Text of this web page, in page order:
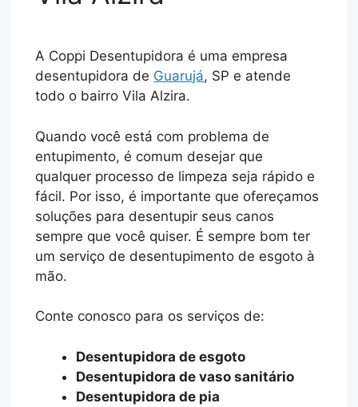
A Coppi Desentupidora é uma empresa
desentupidora de Guarujá, SP e atende
todo o bairro Vila Alzira.
Quando você está com problema de
entupimento, é comum desejar que
qualquer processo de limpeza seja rápido e
fácil. Por isso, é importante que ofereçamos
soluções para desentupir seus canos
sempre que você quiser. É sempre bom ter
um serviço de desentupimento de esgoto à
mão.
Conte conosco para os serviços de:
Desentupidora de esgoto
Desentupidora de vaso sanitário
Desentupidora de pia